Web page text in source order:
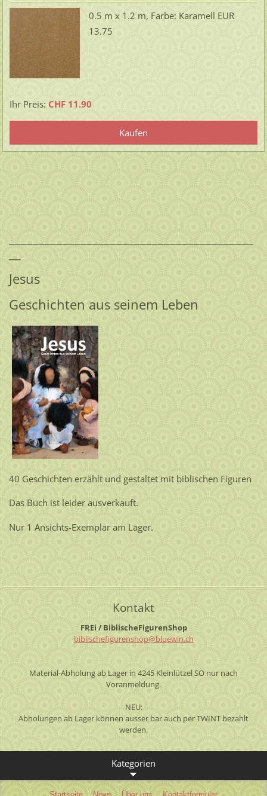
0.5 m x 1.2 m, Farbe: Karamell EUR
13.75
Ihr Preis: CHF 11.90
_________________________________________
Jesus
Geschichten aus seinem Leben
40 Geschichten erzählt und gestaltet mit biblischen Figuren
Das Buch ist leider ausverkauft.
Nur 1 Ansichts-Exemplar am Lager.
Kontakt
FREi / BiblischeFigurenShop
biblischefigurenshop@bluewin.ch
Material-Abholung ab Lager in 4245 Kleinlützel SO nur nach
Voranmeldung.
NEU:
Abholungen ab Lager können ausser bar auch per TWINT bezahlt
werden.
Kategorien